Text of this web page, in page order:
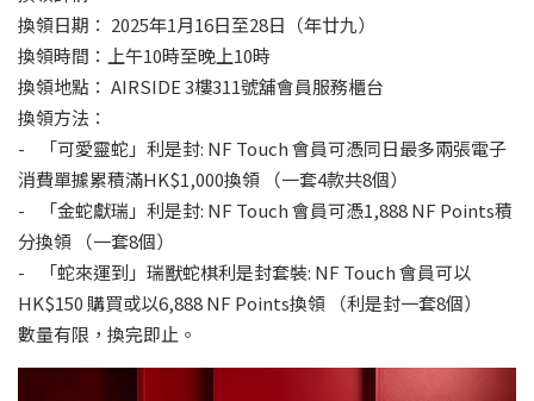
換領日期： 2025年1月16日至28日（年廿九）
換領時間：上午10時至晚上10時
換領地點： AIRSIDE 3樓311號舖會員服務櫃台
換領方法：
- 「可愛靈蛇」利是封: NF Touch 會員可憑同日最多兩張電子
消費單據累積滿HK$1,000換領 （一套4款共8個）
- 「金蛇獻瑞」利是封: NF Touch 會員可憑1,888 NF Points積
分換領 （一套8個）
- 「蛇來運到」瑞獸蛇棋利是封套裝: NF Touch 會員可以
HK$150 購買或以6,888 NF Points換領 （利是封一套8個）
數量有限，換完即止。